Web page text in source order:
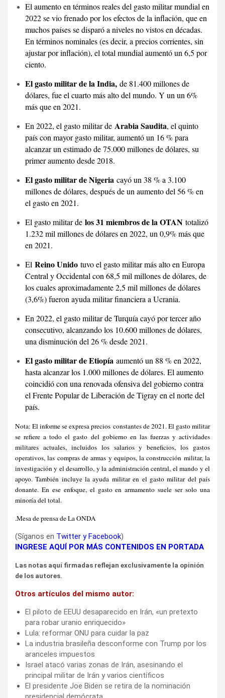
El aumento en términos reales del gasto militar mundial en
2022 se vio frenado por los efectos de la inflación, que en
muchos países se disparó a niveles no vistos en décadas.
En términos nominales (es decir, a precios corrientes, sin
ajustar por inflación), el total mundial aumentó un 6,5 por
ciento.
El gasto militar de la India, de 81.400 millones de
dólares, fue el cuarto más alto del mundo. Y un un 6%
más que en 2021.
En 2022, el gasto militar de Arabia Saudita, el quinto
país con mayor gasto militar, aumentó un 16 % para
alcanzar un estimado de 75.000 millones de dólares, su
primer aumento desde 2018.
El gasto militar de Nigeria cayó un 38 % a 3.100
millones de dólares, después de un aumento del 56 % en
el gasto en 2021.
El gasto militar de los 31 miembros de la OTAN totalizó
1.232 mil millones de dólares en 2022, un 0,9% más que
en 2021.
El Reino Unido tuvo el gasto militar más alto en Europa
Central y Occidental con 68,5 mil millones de dólares, de
los cuales aproximadamente 2,5 mil millones de dólares
(3,6%) fueron ayuda militar financiera a Ucrania.
En 2022, el gasto militar de Turquía cayó por tercer año
consecutivo, alcanzando los 10.600 millones de dólares,
una disminución del 26 % desde 2021.
El gasto militar de Etiopía aumentó un 88 % en 2022,
hasta alcanzar los 1.000 millones de dólares. El aumento
coincidió con una renovada ofensiva del gobierno contra
el Frente Popular de Liberación de Tigray en el norte del
país.
Nota: El informe se expresa precios constantes de 2021. El gasto militar
se refiere a todo el gasto del gobierno en las fuerzas y actividades
militares actuales, incluidos los salarios y beneficios, los gastos
operativos, las compras de armas y equipos, la construcción militar, la
investigación y el desarrollo, y la administración central, el mando y el
apoyo. También incluye la ayuda militar en el gasto militar del país
donante. En ese enfoque, el gasto en armamento suele ser solo una
minoría del total.
.Mesa de prensa de La ONDA
(Síganos en Twitter yFacebook)
INGRESE AQUÍ POR MÁS CONTENIDOS EN PORTADA
Las notas aquí firmadas reflejan exclusivamente la opinión
de los autores.
Otros artículos del mismo autor:
El piloto de EEUU desaparecido en Irán, «un pretexto
para robar uranio enriquecido»
Lula: reformar ONU para cuidar la paz
La industria brasileña desconforme con Trump por los
aranceles impuestos
Israel atacó varias zonas de Irán, asesinando el
principal militar de Irán y varios científicos
El presidente Joe Biden se retira de la nominación